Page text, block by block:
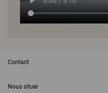
Contact
Nous situer